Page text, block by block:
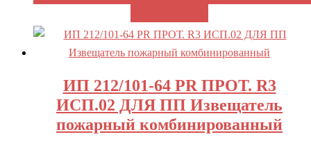
ИП 212/101-64 PR ПРОТ. R3
ИСП.02 ДЛЯ ПП Извещатель
пожарный комбинированный